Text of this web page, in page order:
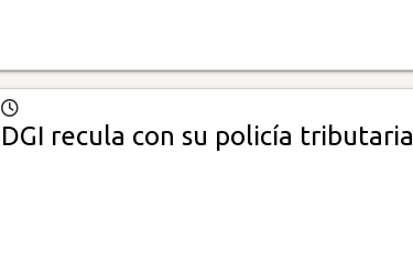
DGI recula con su policía tributaria